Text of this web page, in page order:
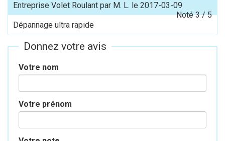
Entreprise Volet Roulant par M. L. le 2017-03-09
Noté3/5
Dépannage ultra rapide
Donnez votre avis
Votre nom
Votre prénom